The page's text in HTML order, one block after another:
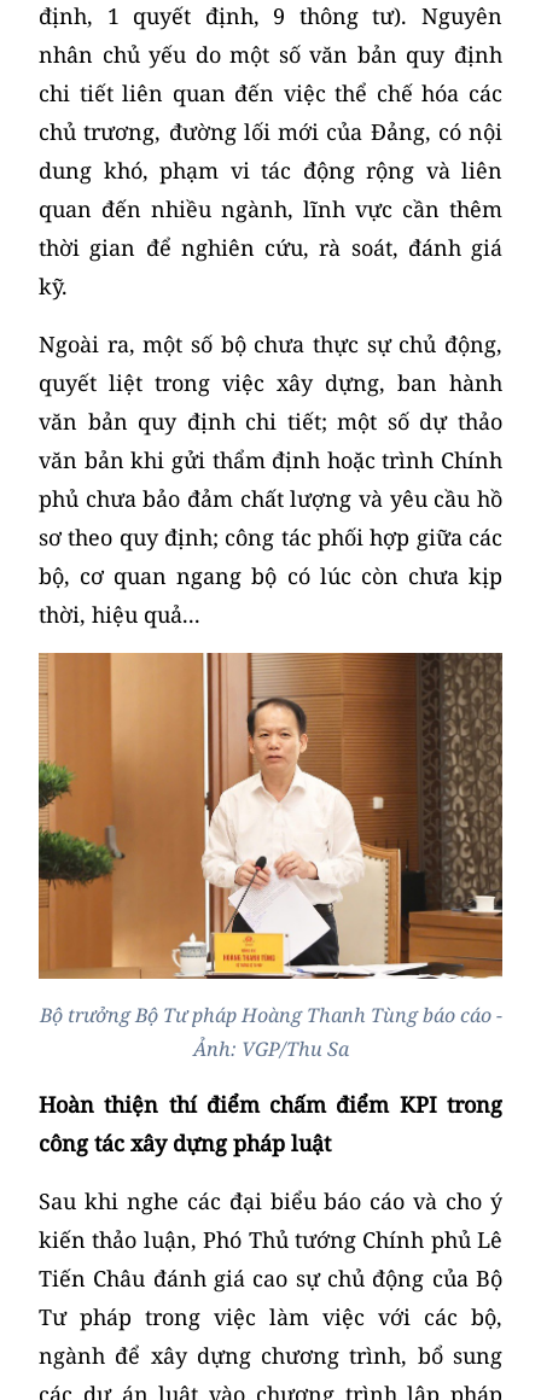
định, 1 quyết định, 9 thông tư). Nguyên
nhân chủ yếu do một số văn bản quy định
chi tiết liên quan đến việc thể chế hóa các
chủ trương, đường lối mới của Đảng, có nội
dung khó, phạm vi tác động rộng và liên
quan đến nhiều ngành, lĩnh vực cần thêm
thời gian để nghiên cứu, rà soát, đánh giá
kỹ.
Ngoài ra, một số bộ chưa thực sự chủ động,
quyết liệt trong việc xây dựng, ban hành
văn bản quy định chi tiết; một số dự thảo
văn bản khi gửi thẩm định hoặc trình Chính
phủ chưa bảo đảm chất lượng và yêu cầu hồ
sơ theo quy định; công tác phối hợp giữa các
bộ, cơ quan ngang bộ có lúc còn chưa kịp
thời, hiệu quả...
Bộ trưởng Bộ Tư pháp Hoàng Thanh Tùng báo cáo -
Ảnh: VGP/Thu Sa
Hoàn thiện thí điểm chấm điểm KPI trong
công tác xây dựng pháp luật
Sau khi nghe các đại biểu báo cáo và cho ý
kiến thảo luận, Phó Thủ tướng Chính phủ Lê
Tiến Châu đánh giá cao sự chủ động của Bộ
Tư pháp trong việc làm việc với các bộ,
ngành để xây dựng chương trình, bổ sung